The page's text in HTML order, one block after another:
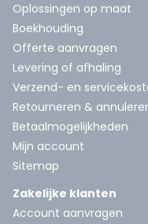
Oplossingen op maat
Boekhouding
Offerte aanvragen
Levering of afhaling
Verzend- en
Retourneren &
Betaalmogelijkheden
Mijn account
Sitemap
Zakelijke klanten
Account aanvragen